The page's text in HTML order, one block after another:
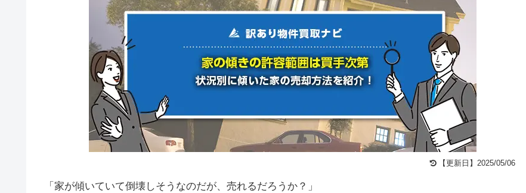
【更新日】2025/05/06
「家が傾いていて倒壊しそうなのだが、売れるだろうか？」